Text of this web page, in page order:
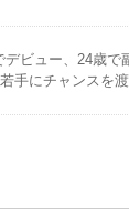
デビュー、24歳
手にチャンスを